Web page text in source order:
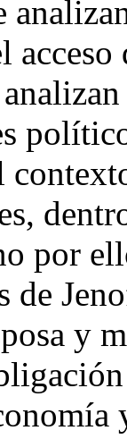
por
de
y